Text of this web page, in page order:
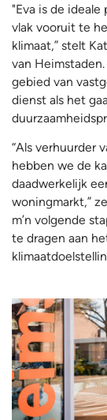
"Eva is de
vlak vooruit te
klimaat,” stelt
van
gebied van
dienst als het
“Als verhuurder
hebben we de
daadwerkelijk
woningmarkt,”
m’n volgende
te dragen aan